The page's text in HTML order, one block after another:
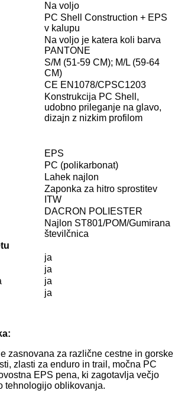
Na voljo
PC Shell Construction + EPS
v kalupu
Na voljo je katera koli barva
PANTONE
S/M (51-59 CM); M/L (59-64
CM)
CE EN1078/CPSC1203
Konstrukcija PC Shell,
udobno prileganje na glavo,
dizajn z nizkim profilom
EPS
PC (polikarbonat)
Lahek najlon
Zaponka za hitro sprostitev
ITW
DACRON POLIESTER
Najlon ST801/POM/Gumirana
številčnica
ja
ja
ja
ja
zasnovana za različne cestne in gorske
zlasti za enduro in trail, močna PC
EPS pena, ki zagotavlja večjo
tehnologijo oblikovanja.